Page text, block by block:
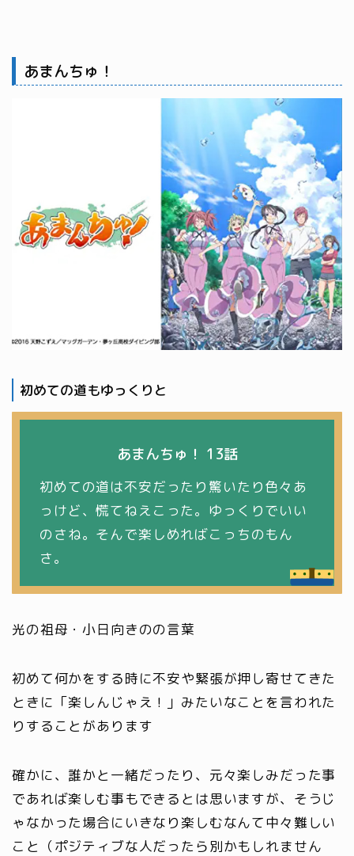
あまんちゅ！
初めての道もゆっくりと
あまんちゅ！ 13話
初めての道は不安だったり驚いたり色々あ
っけど、慌てねえこった。ゆっくりでいい
のさね。そんで楽しめればこっちのもん
さ。
光の祖母・小日向きのの言葉
初めて何かをする時に不安や緊張が押し寄せてきた
ときに「楽しんじゃえ！」みたいなことを言われた
りすることがあります
確かに、誰かと一緒だったり、元々楽しみだった事
であれば楽しむ事もできるとは思いますが、そうじ
ゃなかった場合にいきなり楽しむなんて中々難しい
こと（ポジティブな人だったら別かもしれません